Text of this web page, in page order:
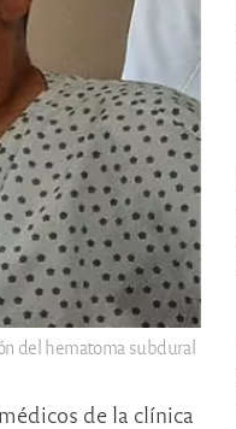
del hematoma subdural
de la clínica